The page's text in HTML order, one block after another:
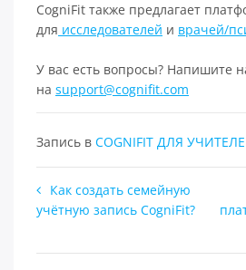
CogniFit также предлагает
для исследователей и врачей/
У вас есть вопросы? Напишите
на support@cognifit.com
Запись в COGNIFIT ДЛЯ
Навигация
по
записям
Как создать семейную
учётную запись CogniFit?